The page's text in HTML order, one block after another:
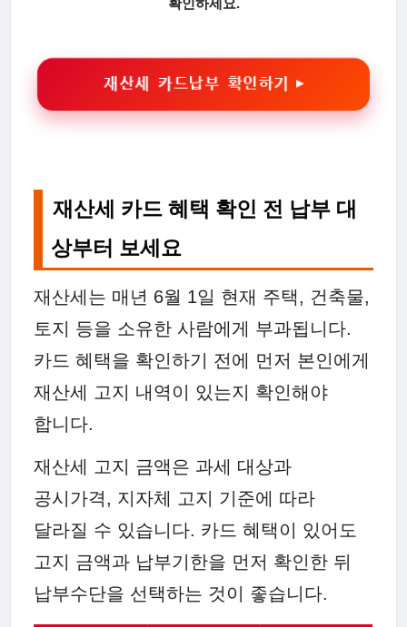
확인하세요.
재산세 카드납부 확인하기 ▶
재산세 카드 혜택 확인 전 납부 대
상부터 보세요
재산세는 매년 6월 1일 현재 주택, 건축물,
토지 등을 소유한 사람에게 부과됩니다.
카드 혜택을 확인하기 전에 먼저 본인에게
재산세 고지 내역이 있는지 확인해야
합니다.
재산세 고지 금액은 과세 대상과
공시가격, 지자체 고지 기준에 따라
달라질 수 있습니다. 카드 혜택이 있어도
고지 금액과 납부기한을 먼저 확인한 뒤
납부수단을 선택하는 것이 좋습니다.